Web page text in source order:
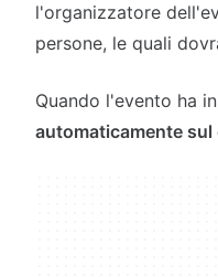
l'organizzatore
persone, le quali
Quando l'evento ha
automaticamente sul